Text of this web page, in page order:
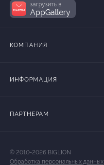
загрузить в
AppGallery
КОМПАНИЯ
ИНФОРМАЦИЯ
ПАРТНЕРАМ
© 2010-2026 BIGLION
Обработка персональных данных